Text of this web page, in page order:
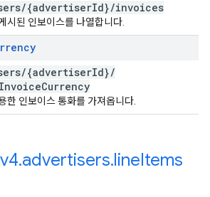
/{advertiserId}/invoices
시된 인보이스를 나열합니다.
/{advertiserId}/
InvoiceCurrency
한 인보이스 통화를 가져옵니다.
v4.advertisers.lineItems